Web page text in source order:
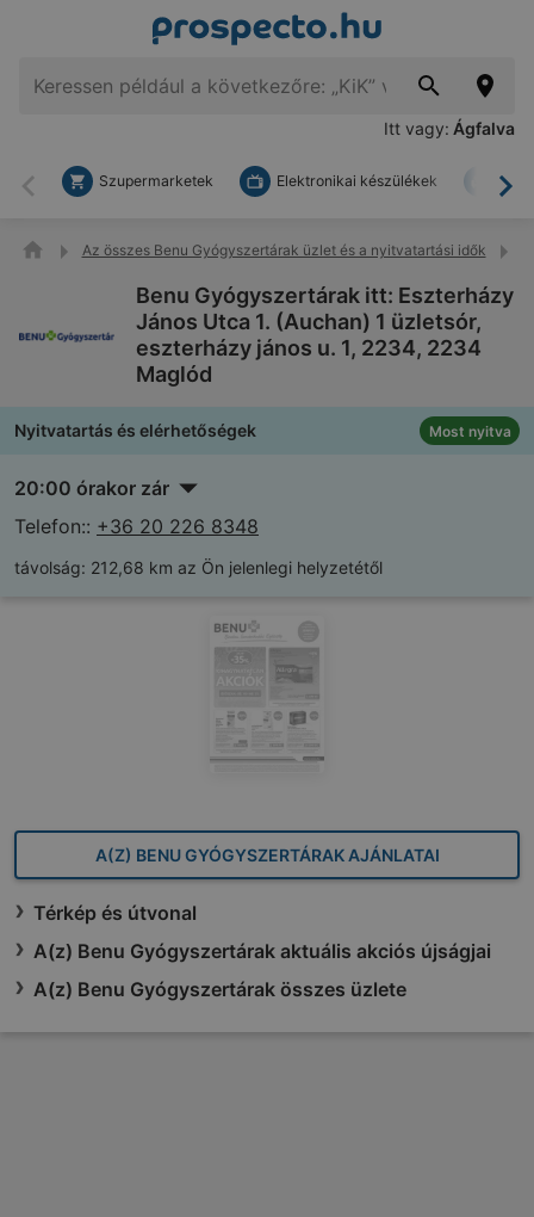
Itt vagy: Ágfalva
Vissza
Szupermarketek Elektronikai készülékek
Az összes Benu Gyógyszertárak üzlet és a nyitvatartási idők
Benu Gyógyszertárak itt: Eszterházy
János Utca 1. (Auchan) 1 üzletsór,
eszterházy jános u. 1, 2234, 2234
Maglód
Nyitvatartás és elérhetőségek Most nyitva
20:00 órakor zár
Telefon:: +36 20 226 8348
távolság: 212,68 km az Ön jelenlegi helyzetétől
A(Z) BENU GYÓGYSZERTÁRAK AJÁNLATAI
Térkép és útvonal
A(z) Benu Gyógyszertárak aktuális akciós újságjai
A(z) Benu Gyógyszertárak összes üzlete